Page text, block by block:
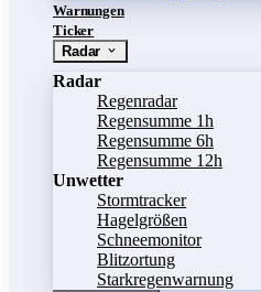
Warnungen
Ticker
Radar
Radar
Regenradar
Regensumme 1h
Regensumme 6h
Regensumme 12h
Unwetter
Stormtracker
Hagelgrößen
Schneemonitor
Blitzortung
Starkregenwarnung